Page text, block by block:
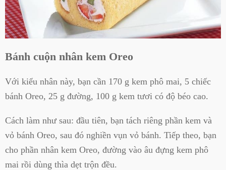
Bánh cuộn nhân kem Oreo
Với kiểu nhân này, bạn cần 170 g kem phô mai, 5 chiếc
bánh Oreo, 25 g đường, 100 g kem tươi có độ béo cao.
Cách làm như sau: đầu tiên, bạn tách riêng phần kem và
vỏ bánh Oreo, sau đó nghiền vụn vỏ bánh. Tiếp theo, bạn
cho phần nhân kem Oreo, đường vào âu đựng kem phô
mai rồi dùng thìa dẹt trộn đều.